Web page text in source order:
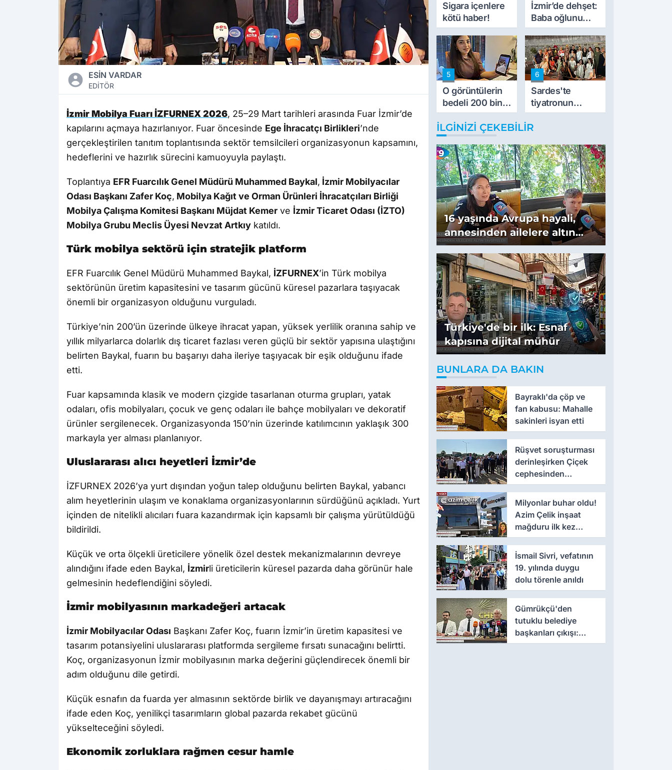
ESİN VARDAR
EDİTÖR
İzmir Mobilya Fuarı İZFURNEX 2026, 25–29 Mart tarihleri arasında Fuar İzmir’de
kapılarını açmaya hazırlanıyor. Fuar öncesinde Ege İhracatçı Birlikleri’nde
gerçekleştirilen tanıtım toplantısında sektör temsilcileri organizasyonun kapsamını,
hedeflerini ve hazırlık sürecini kamuoyuyla paylaştı.
Toplantıya EFR Fuarcılık Genel Müdürü Muhammed Baykal, İzmir Mobilyacılar
Odası Başkanı Zafer Koç, Mobilya Kağıt ve Orman Ürünleri İhracatçıları Birliği
Mobilya Çalışma Komitesi Başkanı Müjdat Kemer ve İzmir Ticaret Odası (İZTO)
Mobilya Grubu Meclis Üyesi Nevzat Artkıy katıldı.
Türk mobilya sektörü için stratejik platform
EFR Fuarcılık Genel Müdürü Muhammed Baykal, İZFURNEX’in Türk mobilya
sektörünün üretim kapasitesini ve tasarım gücünü küresel pazarlara taşıyacak
önemli bir organizasyon olduğunu vurguladı.
Türkiye’nin 200’ün üzerinde ülkeye ihracat yapan, yüksek yerlilik oranına sahip ve
yıllık milyarlarca dolarlık dış ticaret fazlası veren güçlü bir sektör yapısına ulaştığını
belirten Baykal, fuarın bu başarıyı daha ileriye taşıyacak bir eşik olduğunu ifade
etti.
Fuar kapsamında klasik ve modern çizgide tasarlanan oturma grupları, yatak
odaları, ofis mobilyaları, çocuk ve genç odaları ile bahçe mobilyaları ve dekoratif
ürünler sergilenecek. Organizasyonda 150’nin üzerinde katılımcının yaklaşık 300
markayla yer alması planlanıyor.
Uluslararası alıcı heyetleri İzmir’de
İZFURNEX 2026’ya yurt dışından yoğun talep olduğunu belirten Baykal, yabancı
alım heyetlerinin ulaşım ve konaklama organizasyonlarının sürdüğünü açıkladı. Yurt
içinden de nitelikli alıcıları fuara kazandırmak için kapsamlı bir çalışma yürütüldüğü
bildirildi.
Küçük ve orta ölçekli üreticilere yönelik özel destek mekanizmalarının devreye
alındığını ifade eden Baykal, İzmirli üreticilerin küresel pazarda daha görünür hale
gelmesinin hedeflendiğini söyledi.
İzmir mobilyasının markadeğeri artacak
İzmir Mobilyacılar Odası Başkanı Zafer Koç, fuarın İzmir’in üretim kapasitesi ve
tasarım potansiyelini uluslararası platformda sergileme fırsatı sunacağını belirtti.
Koç, organizasyonun İzmir mobilyasının marka değerini güçlendirecek önemli bir
adım olduğunu dile getirdi.
Küçük esnafın da fuarda yer almasının sektörde birlik ve dayanışmayı artıracağını
ifade eden Koç, yenilikçi tasarımların global pazarda rekabet gücünü
yükselteceğini söyledi.
Ekonomik zorluklara rağmen cesur hamle
Sigara içenlere
kötü haber!
İzmir’de dehşet:
Baba oğlunu
vurdu
5
O görüntülerin
bedeli 200 bin
TL
6
Sardes'te
tiyatronun
imece ruhu
binlerce yıllık
İLGINIZI ÇEKEBILIR
16 yaşında Avrupa hayali,
annesinden ailelere altın
tavsiyeler
Türkiye'de bir ilk: Esnaf
kapısına dijital mühür
BUNLARA DA BAKIN
Bayraklı'da çöp ve
fan kabusu: Mahalle
sakinleri isyan etti
Rüşvet soruşturması
derinleşirken Çiçek
cephesinden
'montaj' savunması
Milyonlar buhar oldu!
Azim Çelik inşaat
mağduru ilk kez
konuştu
İsmail Sivri, vefatının
19. yılında duygu
dolu törenle anıldı
Gümrükçü'den
tutuklu belediye
başkanları çıkışı:
'Yıllarca iddianame